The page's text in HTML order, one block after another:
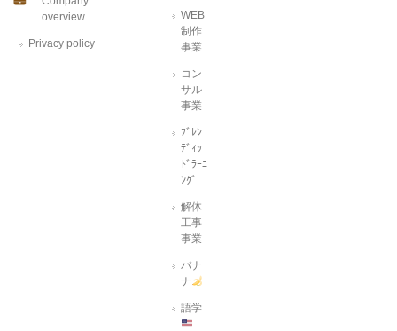
overview
Privacy policy
WEB
制作
事業
コン
サル
事業
ﾌﾞﾚﾝ
ﾃﾞｨｯ
ﾄﾞﾗｰﾆ
ﾝｸﾞ
解体
工事
事業
バナ
ナ
語学